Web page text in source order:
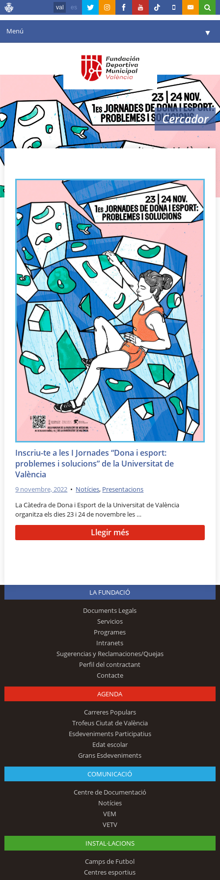
val es
Menú ▼
Agenda
Comunicació ▼
València en esport ▼
Cercador
Universitat de València
Inscriu-te a les I Jornades “Dona i esport:
problemes i solucions” de la Universitat de
València
9 novembre, 2022 • Notícies, Presentacions
La Càtedra de Dona i Esport de la Universitat de València
organitza els dies 23 i 24 de novembre les …
Llegir més
LA FUNDACIÓ
Documents Legals
Servicios
Programes
Intranets
Sugerencias y Reclamaciones/Quejas
Perfil del contractant
Contacte
AGENDA
Carreres Populars
Trofeus Ciutat de València
Esdeveniments Participatius
Edat escolar
Grans Esdeveniments
COMUNICACIÓ
Centre de Documentació
Notícies
VEM
VETV
INSTAL·LACIONS
Camps de Futbol
Centres esportius